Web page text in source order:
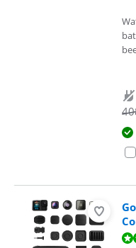
Beoordeling is 8,4 van de